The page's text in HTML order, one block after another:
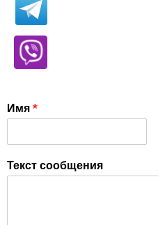
Имя*
Текст сообщения